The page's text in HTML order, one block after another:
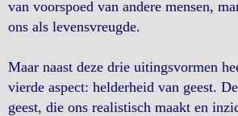
van voorspoed van andere mensen,
ons als levensvreugde.
Maar naast deze drie uitingsvormen
vierde aspect: helderheid van geest.
geest, die ons realistisch maakt en